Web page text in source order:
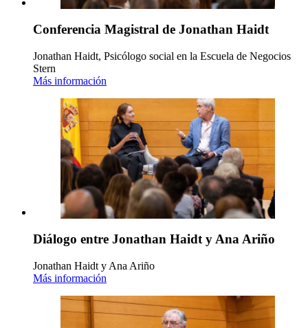
Conferencia Magistral de Jonathan Haidt
Jonathan Haidt, Psicólogo social en la Escuela de Negocios
Stern
Más información
Diálogo entre Jonathan Haidt y Ana Ariño
Jonathan Haidt y Ana Ariño
Más información